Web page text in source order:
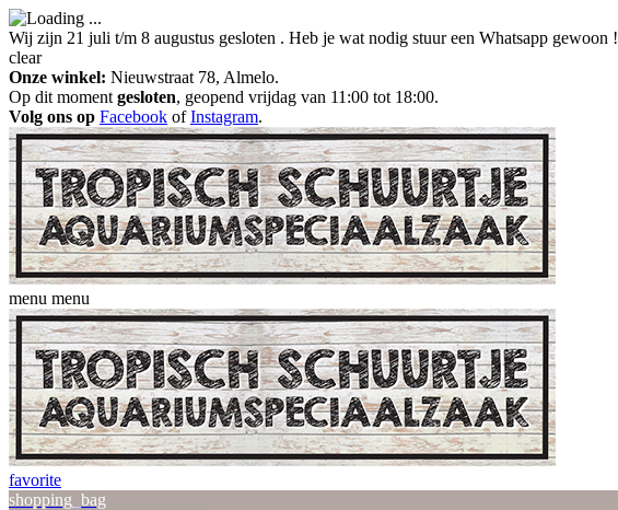
Wij zijn 21 juli t/m 8 augustus gesloten . Heb je wat nodig stuur een Whatsapp gewoon !
clear
Onze winkel: Nieuwstraat 78, Almelo.
Op dit moment gesloten, geopend vrijdag van 11:00 tot 18:00.
Volg ons op Facebook ofInstagram.
menu menu
favorite
shopping_bag